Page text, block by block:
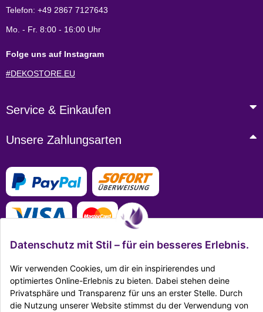
Telefon: +49 2867 7127643
Mo. - Fr. 8:00 - 16:00 Uhr
Folge uns auf Instagram
#DEKOSTORE.EU
Service & Einkaufen
Unsere Zahlungsarten
Mehr Infos zu den Zahlungsarten
Datenschutz mit Stil – für ein besseres Erlebnis.
Wir verwenden Cookies, um dir ein inspirierendes und
optimiertes Online-Erlebnis zu bieten. Dabei stehen deine
Privatsphäre und Transparenz für uns an erster Stelle. Durch
die Nutzung unserer Website stimmst du der Verwendung von